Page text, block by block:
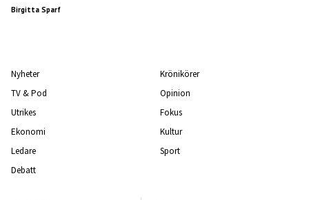
Birgitta Sparf
Nyheter
TV & Pod
Utrikes
Ekonomi
Ledare
Debatt
Krönikörer
Opinion
Fokus
Kultur
Sport